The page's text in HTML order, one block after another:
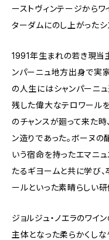
ーストヴィンテージから
ターダムにのし上がったシ
1991年生まれの若き現当
ンパーニュ地方出身で実
の人生にはシャンパーニ
残した偉大なテロワール
のチャンスが廻って来た
ン造りであった。ボーヌ
いう宿命を持ったエマニ
たるギヨームと共に学び、
ールといった素晴らしい
ジョルジュ・ノエラのワイ
主体となった柔らかくし